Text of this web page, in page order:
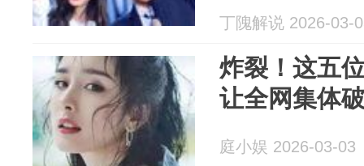
丁隗解说 2026-03-
炸裂！这五
让全网集体
庭小娱 2026-03-03